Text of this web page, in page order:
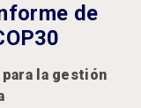
de
la gestión